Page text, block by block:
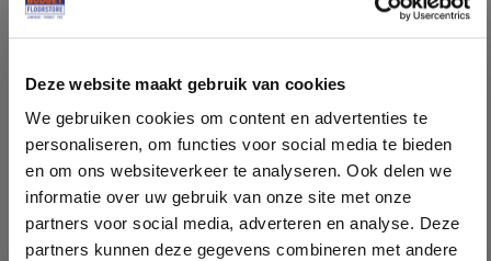
Deze website maakt gebruik van cookies
We gebruiken cookies om content en advertenties te
personaliseren, om functies voor social media te bieden
en om ons websiteverkeer te analyseren. Ook delen we
informatie over uw gebruik van onze site met onze
partners voor social media, adverteren en analyse. Deze
partners kunnen deze gegevens combineren met andere
Patroon: Rechte planken
Kleur: Licht grijs